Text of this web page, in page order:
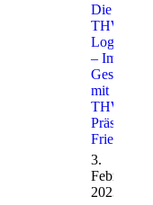
Die
THW-
Logistik
– Im
Gespräch
mit
THW-
Präsident
Friedsam
3.
Februar
2023